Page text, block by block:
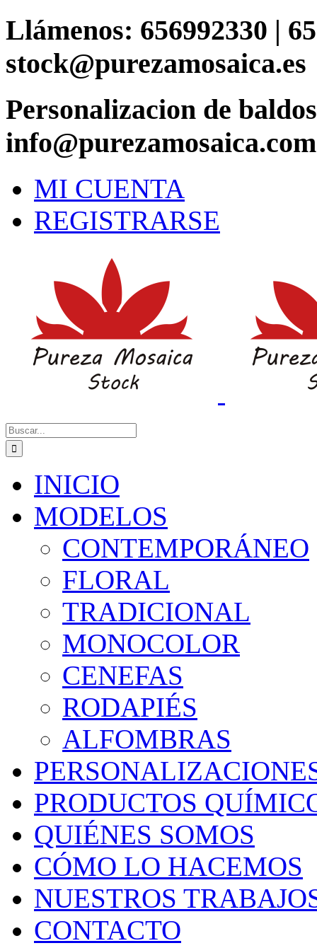
Saltar
Llámenos: 656992330 |
stock@purezamosaica.es
Personalizacion de
info@purezamosaica.com
MI CUENTA
REGISTRARSE
INICIO
MODELOS
CONTEMPORÁNEO
FLORAL
TRADICIONAL
MONOCOLOR
CENEFAS
RODAPIÉS
ALFOMBRAS
PRODUCTOS
QUIÉNES SOMOS
CÓMO LO HACEMOS
NUESTROS
CONTACTO